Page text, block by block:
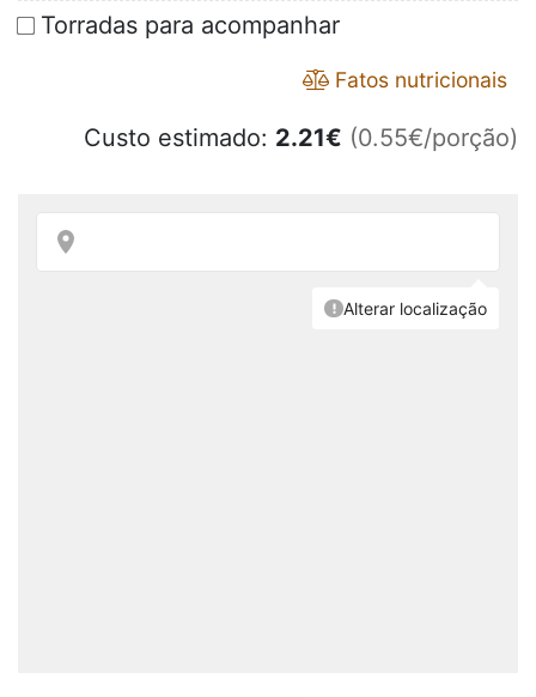
Torradas para acompanhar
Fatos nutricionais
Custo estimado: 2.21€ (0.55€/porção)